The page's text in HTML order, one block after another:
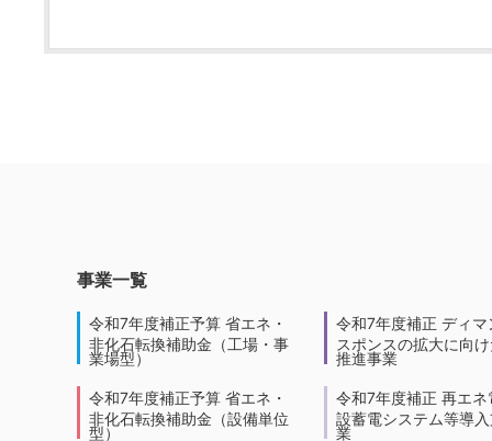
事業一覧
令和7年度補正予算 省エネ・
非化石転換補助金（工場・事
業場型）
令和7年度補正予算 省エネ・
非化石転換補助金（設備単位
型）
令和7年度補正 ディマ
スポンスの拡大に向
推進事業
令和7年度補正 再エネ
設蓄電システム等導
業